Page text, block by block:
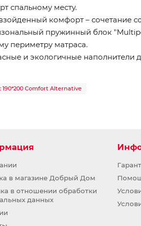
спальному месту.
комфорт – сочетание
пружинный блок
периметру матраса.
и экологичные наполнители
190*200 Comfort Alternative
в магазине Добрый Дом
в отношении обработки
данных